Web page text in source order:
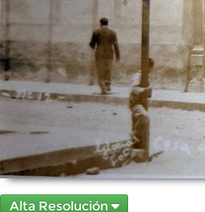
Alta Resolución